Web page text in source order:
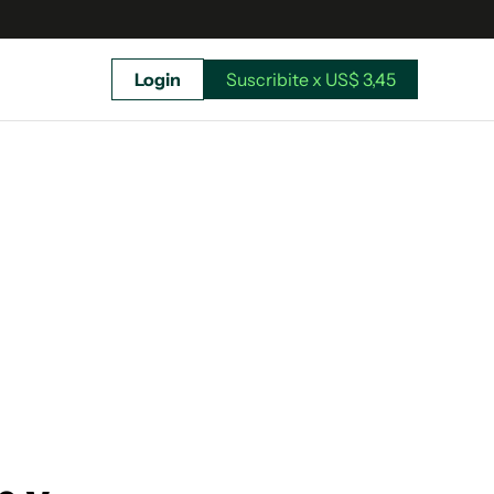
Login Suscribite x US$ 3,45